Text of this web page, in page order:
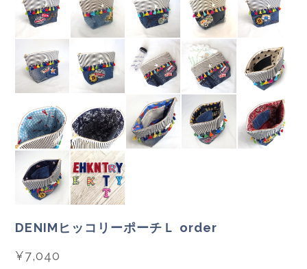
DENIMヒッコリーポーチＬ order
¥7,040